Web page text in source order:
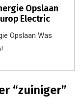
Opslaan
Electric
Opslaan Was
“zuiniger”